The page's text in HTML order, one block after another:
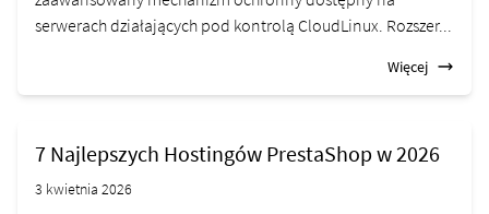
serwerach działających pod kontrolą CloudLinux. Rozszer...
Więcej
7 Najlepszych Hostingów PrestaShop w 2026
3 kwietnia 2026